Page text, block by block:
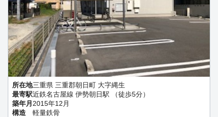
所在地三重県 三重郡朝日町 大字縄生
最寄駅近鉄名古屋線 伊勢朝日駅 （徒歩5分）
築年月2015年12月
構造
軽量鉄骨